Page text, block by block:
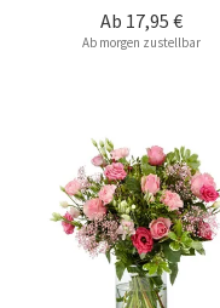
Ab 17,95 €
Ab morgen zustellbar